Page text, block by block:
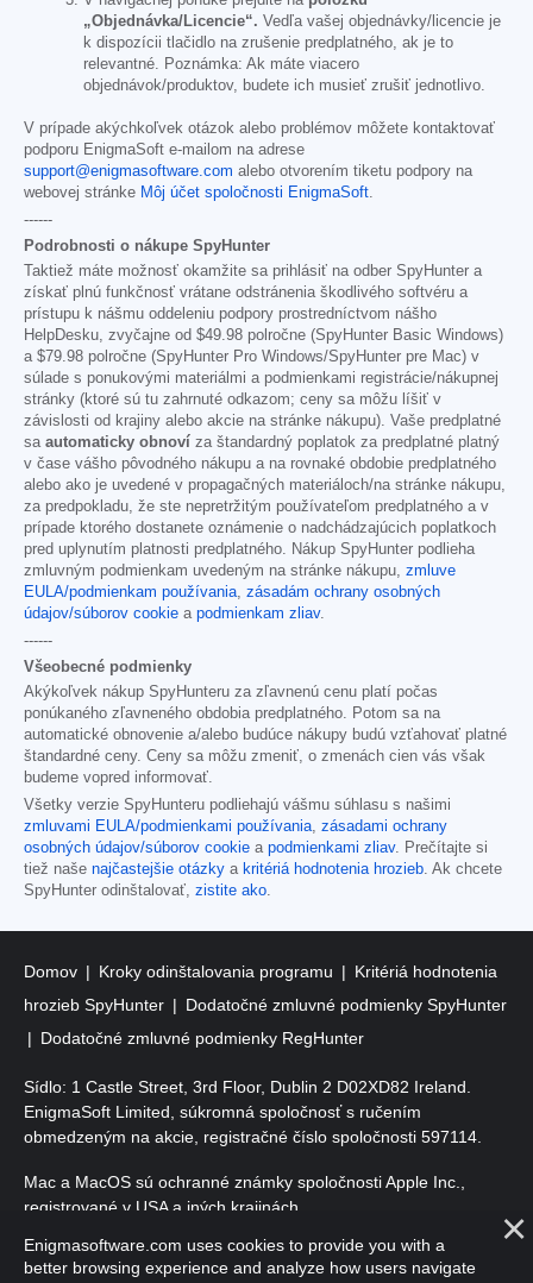
„Objednávka/Licencie“. Vedľa vašej objednávky/licencie je
k dispozícii tlačidlo na zrušenie predplatného, ak je to
relevantné. Poznámka: Ak máte viacero
objednávok/produktov, budete ich musieť zrušiť jednotlivo.
V prípade akýchkoľvek otázok alebo problémov môžete kontaktovať
podporu EnigmaSoft e-mailom na adrese
support@enigmasoftware.com alebo otvorením tiketu podpory na
webovej stránke Môj účet spoločnosti EnigmaSoft.
------
Podrobnosti o nákupe SpyHunter
Taktiež máte možnosť okamžite sa prihlásiť na odber SpyHunter a
získať plnú funkčnosť vrátane odstránenia škodlivého softvéru a
prístupu k nášmu oddeleniu podpory prostredníctvom nášho
HelpDesku, zvyčajne od $49.98 polročne (SpyHunter Basic Windows)
a $79.98 polročne (SpyHunter Pro Windows/SpyHunter pre Mac) v
súlade s ponukovými materiálmi a podmienkami registrácie/nákupnej
stránky (ktoré sú tu zahrnuté odkazom; ceny sa môžu líšiť v
závislosti od krajiny alebo akcie na stránke nákupu). Vaše predplatné
sa automaticky obnoví za štandardný poplatok za predplatné platný
v čase vášho pôvodného nákupu a na rovnaké obdobie predplatného
alebo ako je uvedené v propagačných materiáloch/na stránke nákupu,
za predpokladu, že ste nepretržitým používateľom predplatného a v
prípade ktorého dostanete oznámenie o nadchádzajúcich poplatkoch
pred uplynutím platnosti predplatného. Nákup SpyHunter podlieha
zmluvným podmienkam uvedeným na stránke nákupu, zmluve
EULA/podmienkam používania, zásadám ochrany osobných
údajov/súborov cookie a podmienkam zliav.
------
Všeobecné podmienky
Akýkoľvek nákup SpyHunteru za zľavnenú cenu platí počas
ponúkaného zľavneného obdobia predplatného. Potom sa na
automatické obnovenie a/alebo budúce nákupy budú vzťahovať platné
štandardné ceny. Ceny sa môžu zmeniť, o zmenách cien vás však
budeme vopred informovať.
Všetky verzie SpyHunteru podliehajú vášmu súhlasu s našimi
zmluvami EULA/podmienkami používania, zásadami ochrany
osobných údajov/súborov cookie a podmienkami zliav. Prečítajte si
tiež naše najčastejšie otázky a kritériá hodnotenia hrozieb. Ak chcete
SpyHunter odinštalovať, zistite ako.
Domov Kroky odinštalovania programu
Kritériá hodnotenia
hrozieb SpyHunter
Dodatočné zmluvné podmienky SpyHunter
Dodatočné zmluvné podmienky RegHunter
Sídlo: 1 Castle Street, 3rd Floor, Dublin 2 D02XD82 Ireland.
EnigmaSoft Limited, súkromná spoločnosť s ručením
obmedzeným na akcie, registračné číslo spoločnosti 597114.
Mac a MacOS sú ochranné známky spoločnosti Apple Inc.,
registrované v USA a iných krajinách.
Copyright 2016-2026 . EnigmaSoft Ltd. Všetky práva vyhradené.
Enigmasoftware.com uses cookies to provide you with a
better browsing experience and analyze how users navigate